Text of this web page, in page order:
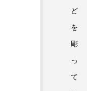
ど
を
彫
っ
て